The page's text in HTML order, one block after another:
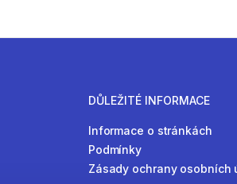
DŮLEŽITÉ INFORMACE
Informace o stránkách
Podmínky
Zásady ochrany osobních